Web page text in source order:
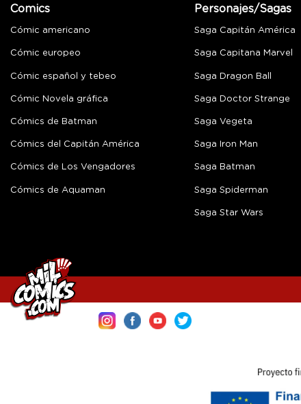
Comics
Cómic americano
Cómic europeo
Cómic español y tebeo
Cómic Novela gráfica
Cómics de Batman
Cómics del Capitán América
Cómics de Los Vengadores
Cómics de Aquaman
Personajes/Sagas
Saga Capitán América
Saga Capitana Marvel
Saga Dragon Ball
Saga Doctor Strange
Saga Vegeta
Saga Iron Man
Saga Batman
Saga Spiderman
Saga Star Wars